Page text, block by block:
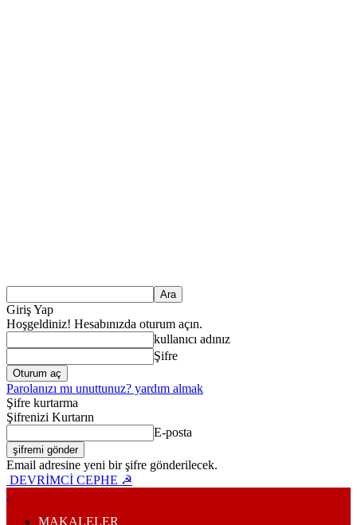
Giriş Yap
Hoşgeldiniz! Hesabınızda oturum açın.
kullanıcı adınız
Şifre
Parolanızı mı unuttunuz? yardım almak
Şifre kurtarma
Şifrenizi Kurtarın
E-posta
Email adresine yeni bir şifre gönderilecek.
DEVRİMCİ CEPHE ☭
MAKALELER